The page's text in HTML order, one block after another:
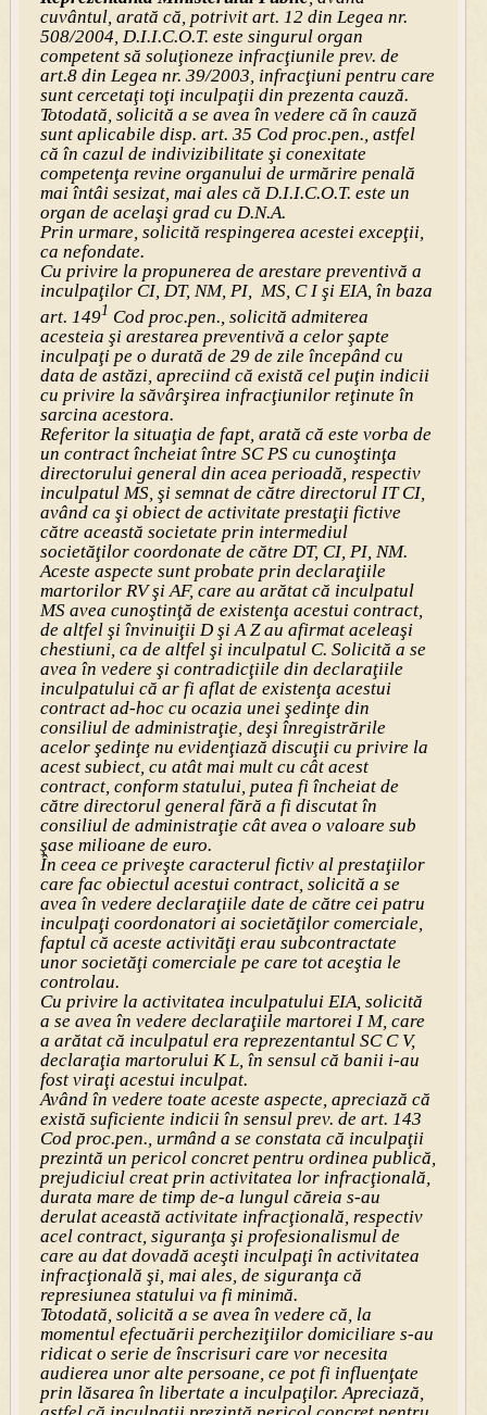
cuvântul, arată că, potrivit art. 12 din Legea nr.
508/2004, D.I.I.C.O.T. este singurul organ
competent să soluţioneze infracţiunile prev. de
art.8 din Legea nr. 39/2003, infracţiuni pentru care
sunt cercetaţi toţi inculpaţii din prezenta cauză.
Totodată, solicită a se avea în vedere că în cauză
sunt aplicabile disp. art. 35 Cod proc.pen., astfel
că în cazul de indivizibilitate şi conexitate
competenţa revine organului de urmărire penală
mai întâi sesizat, mai ales că D.I.I.C.O.T. este un
organ de acelaşi grad cu D.N.A.
Prin urmare, solicită respingerea acestei excepţii,
ca nefondate.
Cu privire la propunerea de arestare preventivă a
inculpaţilor CI, DT, NM, PI, MS, C I şi EIA, în baza
art. 1491 Cod proc.pen., solicită admiterea
acesteia şi arestarea preventivă a celor şapte
inculpaţi pe o durată de 29 de zile începând cu
data de astăzi, apreciind că există cel puţin indicii
cu privire la săvârşirea infracţiunilor reţinute în
sarcina acestora.
Referitor la situaţia de fapt, arată că este vorba de
un contract încheiat între SC PS cu cunoştinţa
directorului general din acea perioadă, respectiv
inculpatul MS, şi semnat de către directorul IT CI,
având ca şi obiect de activitate prestaţii fictive
către această societate prin intermediul
societăţilor coordonate de către DT, CI, PI, NM.
Aceste aspecte sunt probate prin declaraţiile
martorilor RV şi AF, care au arătat că inculpatul
MS avea cunoştinţă de existenţa acestui contract,
de altfel şi învinuiţii D şi A Z au afirmat aceleaşi
chestiuni, ca de altfel şi inculpatul C. Solicită a se
avea în vedere şi contradicţiile din declaraţiile
inculpatului că ar fi aflat de existenţa acestui
contract ad-hoc cu ocazia unei şedinţe din
consiliul de administraţie, deşi înregistrările
acelor şedinţe nu evidenţiază discuţii cu privire la
acest subiect, cu atât mai mult cu cât acest
contract, conform statului, putea fi încheiat de
către directorul general fără a fi discutat în
consiliul de administraţie cât avea o valoare sub
şase milioane de euro.
În ceea ce priveşte caracterul fictiv al prestaţiilor
care fac obiectul acestui contract, solicită a se
avea în vedere declaraţiile date de către cei patru
inculpaţi coordonatori ai societăţilor comerciale,
faptul că aceste activităţi erau subcontractate
unor societăţi comerciale pe care tot aceştia le
controlau.
Cu privire la activitatea inculpatului EIA, solicită
a se avea în vedere declaraţiile martorei I M, care
a arătat că inculpatul era reprezentantul SC C V,
declaraţia martorului K L, în sensul că banii i-au
fost viraţi acestui inculpat.
Având în vedere toate aceste aspecte, apreciază că
există suficiente indicii în sensul prev. de art. 143
Cod proc.pen., urmând a se constata că inculpaţii
prezintă un pericol concret pentru ordinea publică,
prejudiciul creat prin activitatea lor infracţională,
durata mare de timp de-a lungul căreia s-au
derulat această activitate infracţională, respectiv
acel contract, siguranţa şi profesionalismul de
care au dat dovadă aceşti inculpaţi în activitatea
infracţională şi, mai ales, de siguranţa că
represiunea statului va fi minimă.
Totodată, solicită a se avea în vedere că, la
momentul efectuării percheziţiilor domiciliare s-au
ridicat o serie de înscrisuri care vor necesita
audierea unor alte persoane, ce pot fi influenţate
prin lăsarea în libertate a inculpaţilor. Apreciază,